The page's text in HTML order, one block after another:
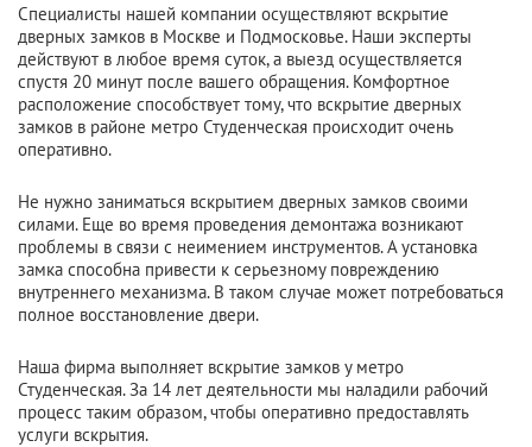
Специалисты нашей компании осуществляют вскрытие
дверных замков в Москве и Подмосковье. Наши эксперты
действуют в любое время суток, а выезд осуществляется
спустя 20 минут после вашего обращения. Комфортное
расположение способствует тому, что вскрытие дверных
замков в районе метро Студенческая происходит очень
оперативно.
Не нужно заниматься вскрытием дверных замков своими
силами. Еще во время проведения демонтажа возникают
проблемы в связи с неимением инструментов. А установка
замка способна привести к серьезному повреждению
внутреннего механизма. В таком случае может потребоваться
полное восстановление двери.
Наша фирма выполняет вскрытие замков у метро
Студенческая. За 14 лет деятельности мы наладили рабочий
процесс таким образом, чтобы оперативно предоставлять
услуги вскрытия.